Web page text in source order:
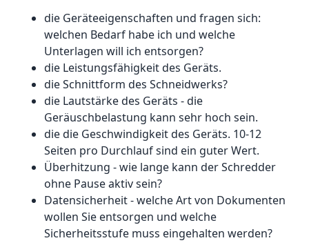
die Geräteeigenschaften und fragen sich:
welchen Bedarf habe ich und welche
Unterlagen will ich entsorgen?
die Leistungsfähigkeit des Geräts.
die Schnittform des Schneidwerks?
die Lautstärke des Geräts - die
Geräuschbelastung kann sehr hoch sein.
die die Geschwindigkeit des Geräts. 10-12
Seiten pro Durchlauf sind ein guter Wert.
Überhitzung - wie lange kann der Schredder
ohne Pause aktiv sein?
Datensicherheit - welche Art von Dokumenten
wollen Sie entsorgen und welche
Sicherheitsstufe muss eingehalten werden?